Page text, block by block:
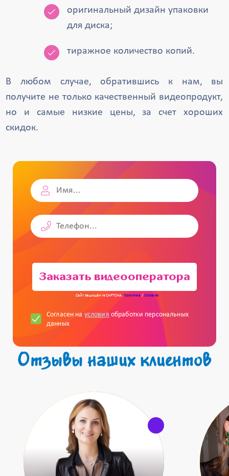
оригинальный дизайн упаковки
для диска;
тиражное количество копий.
В любом случае, обратившись к нам, вы
получите не только качественный видеопродукт,
но и самые низкие цены, за счет хороших
скидок.
Заказать видеооператора
Сайт защищён reCAPTCHA. Политика/Условия
Согласен на условия обработки персональных
данных
Отзывы наших клиентов